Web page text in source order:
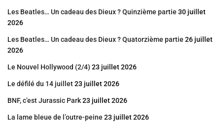
Les Beatles… Un cadeau des Dieux ? Quinzième partie 30 juillet
2026
Les Beatles… Un cadeau des Dieux ? Quatorzième partie 26 juillet
2026
Le Nouvel Hollywood (2/4) 23 juillet 2026
Le défilé du 14 juillet23 juillet 2026
BNF, c’est Jurassic Park23 juillet 2026
La lame bleue de l’outre-peine 23 juillet 2026